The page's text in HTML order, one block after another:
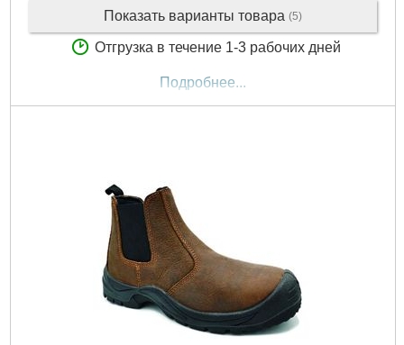
Показать варианты товара (5)
Отгрузка в течение 1-3 рабочих дней
Подробнее...